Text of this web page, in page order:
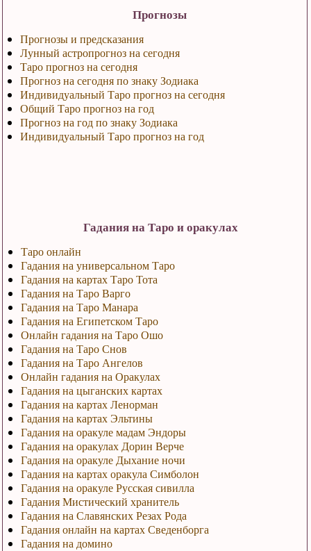
Прогнозы
Прогнозы и предсказания
Лунный астропрогноз на сегодня
Таро прогноз на сегодня
Прогноз на сегодня по знаку Зодиака
Индивидуальный Таро прогноз на сегодня
Общий Таро прогноз на год
Прогноз на год по знаку Зодиака
Индивидуальный Таро прогноз на год
Гадания на Таро и оракулах
Таро онлайн
Гадания на универсальном Таро
Гадания на картах Таро Тота
Гадания на Таро Варго
Гадания на Таро Манара
Гадания на Египетском Таро
Онлайн гадания на Таро Ошо
Гадания на Таро Снов
Гадания на Таро Ангелов
Онлайн гадания на Оракулах
Гадания на цыганских картах
Гадания на картах Ленорман
Гадания на картах Эльтины
Гадания на оракуле мадам Эндоры
Гадания на оракулах Дорин Верче
Гадания на оракуле Дыхание ночи
Гадания на картах оракула Симболон
Гадания на оракуле Русская сивилла
Гадания Мистический хранитель
Гадания на Славянских Резах Рода
Гадания онлайн на картах Сведенборга
Гадания на домино